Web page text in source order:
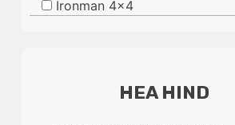
Ironman 4x4
HEA HIND